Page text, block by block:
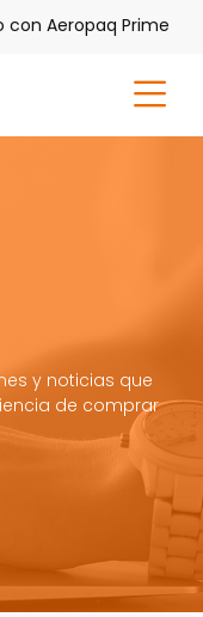
Aeropaq Prime
y noticias que
de comprar